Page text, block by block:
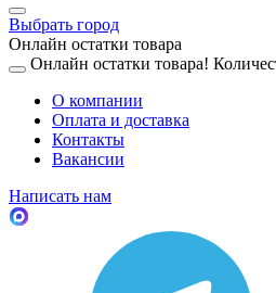
Выбрать город
Онлайн остатки товара
Онлайн остатки товара!
О компании
Оплата и доставка
Контакты
Вакансии
Написать нам